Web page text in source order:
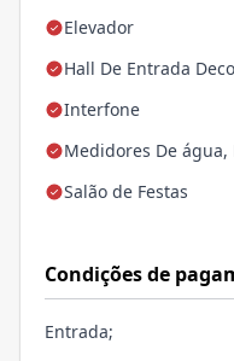
Elevador
Hall De Entrada
Interfone
Medidores De água,
Salão de Festas
Condições de
Entrada;